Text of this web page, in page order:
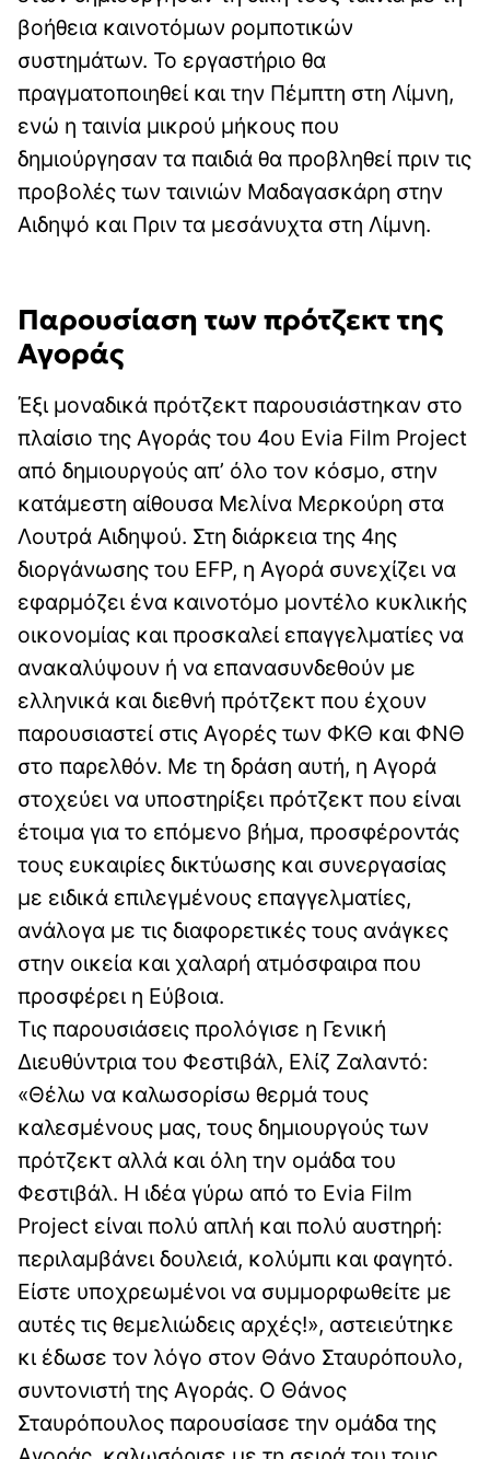
βοήθεια καινοτόμων ρομποτικών
συστημάτων. Το εργαστήριο θα
πραγματοποιηθεί και την Πέμπτη στη Λίμνη,
ενώ η ταινία μικρού μήκους που
δημιούργησαν τα παιδιά θα προβληθεί πριν τις
προβολές των ταινιών Μαδαγασκάρη στην
Αιδηψό και Πριν τα μεσάνυχτα στη Λίμνη.
Παρουσίαση των πρότζεκτ της
Αγοράς
Έξι μοναδικά πρότζεκτ παρουσιάστηκαν στο
πλαίσιο της Αγοράς του 4ου Evia Film Project
από δημιουργούς απ’ όλο τον κόσμο, στην
κατάμεστη αίθουσα Μελίνα Μερκούρη στα
Λουτρά Αιδηψού. Στη διάρκεια της 4ης
διοργάνωσης του EFP, η Αγορά συνεχίζει να
εφαρμόζει ένα καινοτόμο μοντέλο κυκλικής
οικονομίας και προσκαλεί επαγγελματίες να
ανακαλύψουν ή να επανασυνδεθούν με
ελληνικά και διεθνή πρότζεκτ που έχουν
παρουσιαστεί στις Αγορές των ΦΚΘ και ΦΝΘ
στο παρελθόν. Με τη δράση αυτή, η Αγορά
στοχεύει να υποστηρίξει πρότζεκτ που είναι
έτοιμα για το επόμενο βήμα, προσφέροντάς
τους ευκαιρίες δικτύωσης και συνεργασίας
με ειδικά επιλεγμένους επαγγελματίες,
ανάλογα με τις διαφορετικές τους ανάγκες
στην οικεία και χαλαρή ατμόσφαιρα που
προσφέρει η Εύβοια.
Τις παρουσιάσεις προλόγισε η Γενική
Διευθύντρια του Φεστιβάλ, Ελίζ Ζαλαντό:
«Θέλω να καλωσορίσω θερμά τους
καλεσμένους μας, τους δημιουργούς των
πρότζεκτ αλλά και όλη την ομάδα του
Φεστιβάλ. Η ιδέα γύρω από το Evia Film
Project είναι πολύ απλή και πολύ αυστηρή:
περιλαμβάνει δουλειά, κολύμπι και φαγητό.
Είστε υποχρεωμένοι να συμμορφωθείτε με
αυτές τις θεμελιώδεις αρχές!», αστειεύτηκε
κι έδωσε τον λόγο στον Θάνο Σταυρόπουλο,
συντονιστή της Αγοράς. Ο Θάνος
Σταυρόπουλος παρουσίασε την ομάδα της